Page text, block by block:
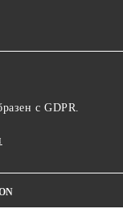
с GDPR.